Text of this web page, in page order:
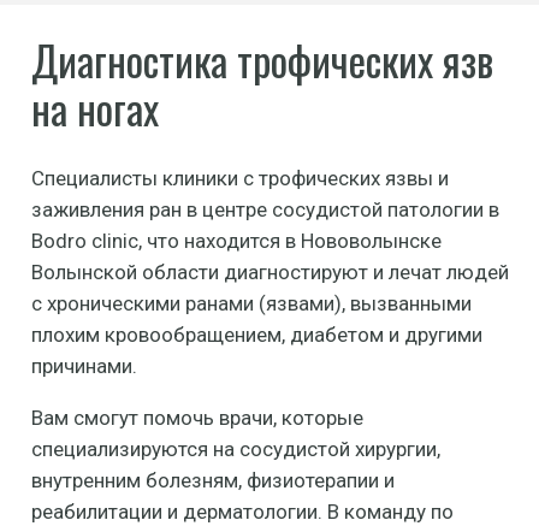
Диагностика трофических язв
на ногах
Специалисты клиники с трофических язвы и
заживления ран в центре сосудистой патологии в
Bodro clinic, что находится в Нововолынске
Волынской области диагностируют и лечат людей
с хроническими ранами (язвами), вызванными
плохим кровообращением, диабетом и другими
причинами.
Вам смогут помочь врачи, которые
специализируются на сосудистой хирургии,
внутренним болезням, физиотерапии и
реабилитации и дерматологии. В команду по